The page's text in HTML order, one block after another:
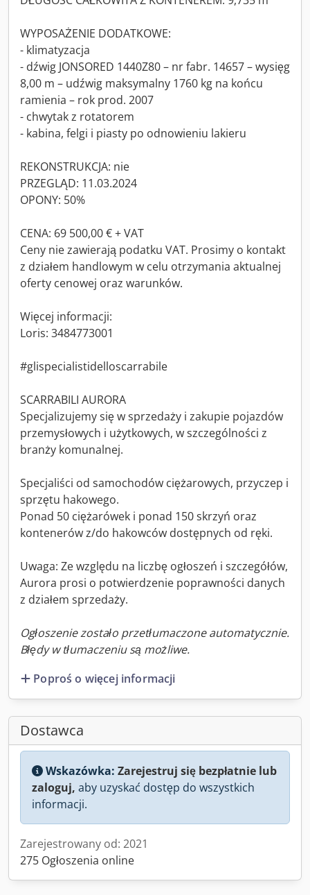
WYPOSAŻENIE DODATKOWE:
- klimatyzacja
- dźwig JONSORED 1440Z80 – nr fabr. 14657 – wysięg
8,00 m – udźwig maksymalny 1760 kg na końcu
ramienia – rok prod. 2007
- chwytak z rotatorem
- kabina, felgi i piasty po odnowieniu lakieru
REKONSTRUKCJA: nie
PRZEGLĄD: 11.03.2024
OPONY: 50%
CENA: 69 500,00 € + VAT
Ceny nie zawierają podatku VAT. Prosimy o kontakt
z działem handlowym w celu otrzymania aktualnej
oferty cenowej oraz warunków.
Więcej informacji:
Loris: 3484773001
#glispecialistidelloscarrabile
SCARRABILI AURORA
Specjalizujemy się w sprzedaży i zakupie pojazdów
przemysłowych i użytkowych, w szczególności z
branży komunalnej.
Specjaliści od samochodów ciężarowych, przyczep i
sprzętu hakowego.
Ponad 50 ciężarówek i ponad 150 skrzyń oraz
kontenerów z/do hakowców dostępnych od ręki.
Uwaga: Ze względu na liczbę ogłoszeń i szczegółów,
Aurora prosi o potwierdzenie poprawności danych
z działem sprzedaży.
Ogłoszenie zostało przetłumaczone automatycznie.
Błędy w tłumaczeniu są możliwe.
Poproś o więcej informacji
Dostawca
Wskazówka: Zarejestruj się bezpłatnie lub
zaloguj, aby uzyskać dostęp do wszystkich
informacji.
Zarejestrowany od: 2021
275 Ogłoszenia online